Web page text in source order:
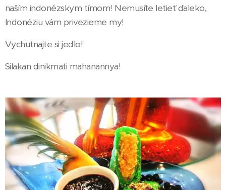
naším indonézskym tímom! Nemusíte letieť ďaleko,
Indonéziu vám privezieme my!
Vychutnajte si jedlo!
Silakan dinikmati mahanannya!